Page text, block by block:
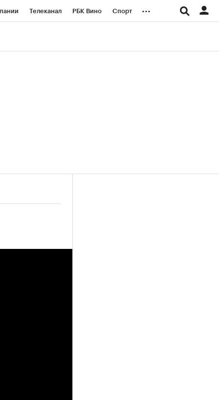
Телеканал РБК Вино Спорт ...